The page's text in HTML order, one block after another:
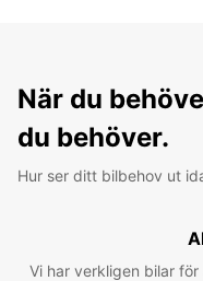
När du
du behöver.
Hur ser ditt bilbehov ut
Vi har verkligen bilar